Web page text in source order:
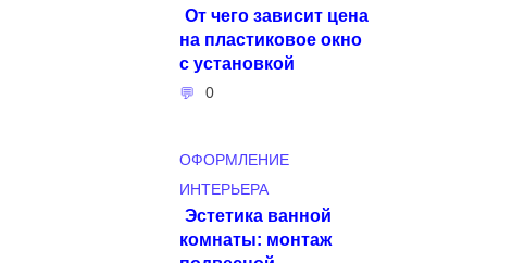
От чего зависит цена
на пластиковое окно
с установкой
0
ОФОРМЛЕНИЕ
ИНТЕРЬЕРА
Эстетика ванной
комнаты: монтаж